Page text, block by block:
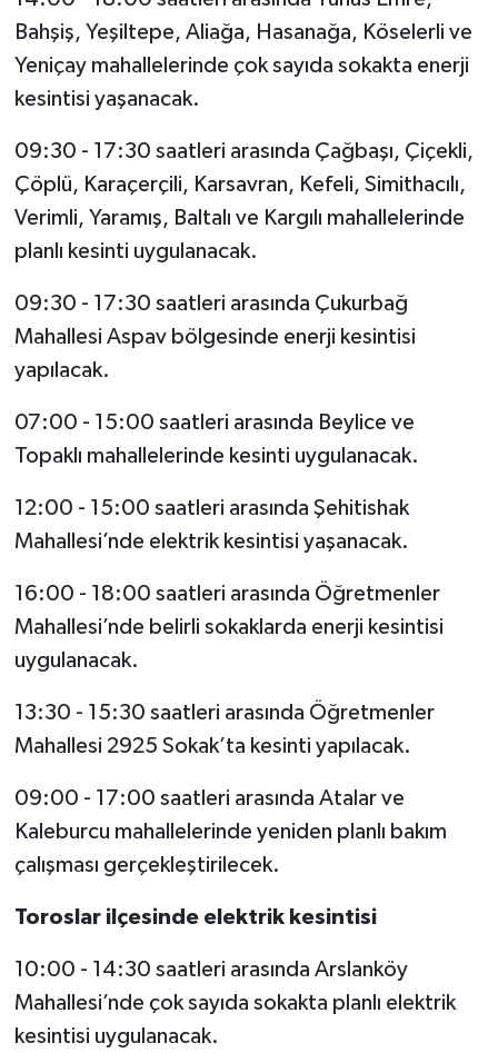
Bahşiş, Yeşiltepe, Aliağa, Hasanağa, Köselerli ve
Yeniçay mahallelerinde çok sayıda sokakta enerji
kesintisi yaşanacak.
09:30 - 17:30 saatleri arasında Çağbaşı, Çiçekli,
Çöplü, Karaçerçili, Karsavran, Kefeli, Simithacılı,
Verimli, Yaramış, Baltalı ve Kargılı mahallelerinde
planlı kesinti uygulanacak.
09:30 - 17:30 saatleri arasında Çukurbağ
Mahallesi Aspav bölgesinde enerji kesintisi
yapılacak.
07:00 - 15:00 saatleri arasında Beylice ve
Topaklı mahallelerinde kesinti uygulanacak.
12:00 - 15:00 saatleri arasında Şehitishak
Mahallesi’nde elektrik kesintisi yaşanacak.
16:00 - 18:00 saatleri arasında Öğretmenler
Mahallesi’nde belirli sokaklarda enerji kesintisi
uygulanacak.
13:30 - 15:30 saatleri arasında Öğretmenler
Mahallesi 2925 Sokak’ta kesinti yapılacak.
09:00 - 17:00 saatleri arasında Atalar ve
Kaleburcu mahallelerinde yeniden planlı bakım
çalışması gerçekleştirilecek.
Toroslar ilçesinde elektrik kesintisi
10:00 - 14:30 saatleri arasında Arslanköy
Mahallesi’nde çok sayıda sokakta planlı elektrik
kesintisi uygulanacak.